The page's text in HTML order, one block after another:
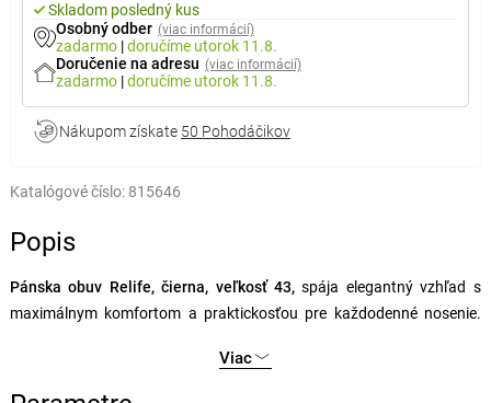
Skladom posledný kus
Osobný odber (viac informácií)
zadarmo |doručíme utorok 11.8.
Doručenie na adresu (viac informácií)
zadarmo |doručíme utorok 11.8.
Nákupom získate 50 Pohodáčikov
Katalógové číslo: 815646
Popis
Pánska obuv Relife, čierna, veľkosť 43,spája elegantný vzhľad s
maximálnym komfortom a praktickosťou pre každodenné nosenie.
bokoch, vďaka ktorým sa ľahko obúvajú a perfektne sa prispôsobujú
tvaru nohy. Kombinácia
Viac